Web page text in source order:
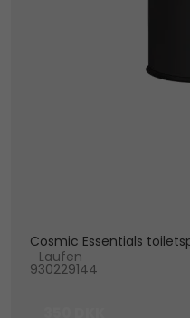
Cosmic Essentials
Laufen
930229144